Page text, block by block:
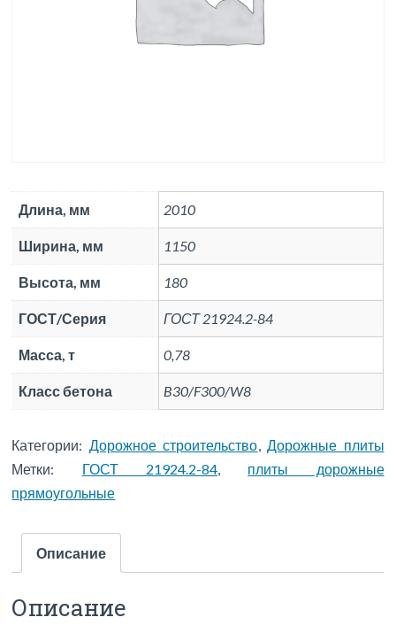
Длина, мм 2010
Ширина, мм 1150
Высота, мм 180
ГОСТ/Серия ГОСТ 21924.2-84
Масса, т 0,78
Класс бетона B30/F300/W8
Категории: Дорожное строительство
Дорожные плиты
Метки: ГОСТ 21924.2-84
плиты дорожные
прямоугольные
Описание
Описание